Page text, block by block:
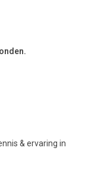
& ervaring in